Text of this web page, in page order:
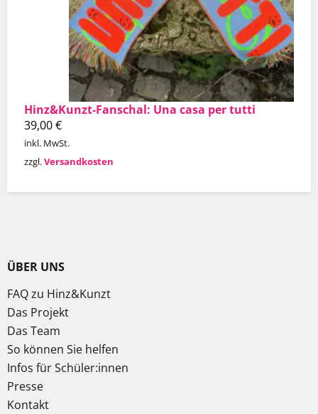
Hinz&Kunzt-Fanschal: Una casa per tutti
39,00€
inkl. MwSt.
zzgl.Versandkosten
ÜBER UNS
FAQ zu Hinz&Kunzt
Das Projekt
Das Team
So können Sie helfen
Infos für Schüler:innen
Presse
Kontakt